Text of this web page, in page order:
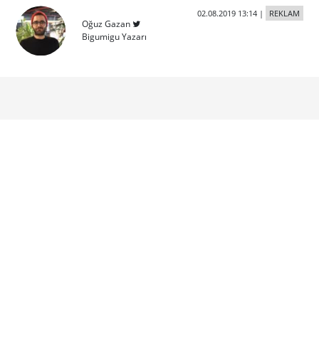
Oğuz Gazan
Bigumigu Yazarı
02.08.2019 13:14| REKLAM